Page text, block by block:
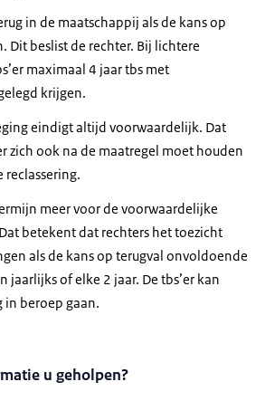
in de maatschappij als de kans op
Dit beslist de rechter. Bij lichtere
maximaal 4 jaar tbs met
krijgen.
eindigt altijd voorwaardelijk. Dat
zich ook na de maatregel moet houden
reclassering.
meer voor de voorwaardelijke
betekent dat rechters het toezicht
als de kans op terugval onvoldoende
jaarlijks of elke 2 jaar. De tbs’er kan
in beroep gaan.
u geholpen?